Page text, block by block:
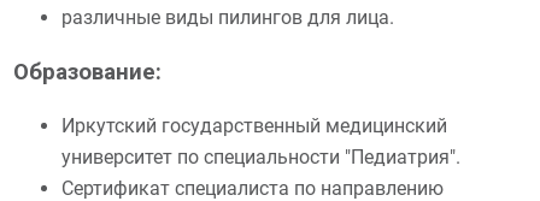
различные виды пилингов для лица.
Образование:
Иркутский государственный медицинский
университет по специальности "Педиатрия".
Сертификат специалиста по направлению